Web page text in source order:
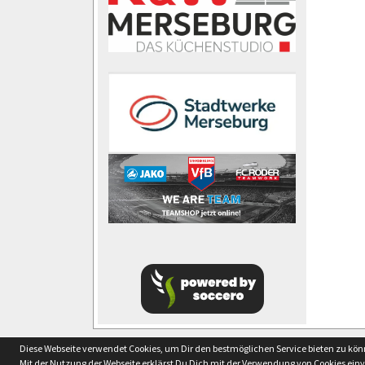
soccero.de
© 2006 - 2026
Diese Webseite verwendet Cookies, um Dir den bestmöglichen Service bieten zu